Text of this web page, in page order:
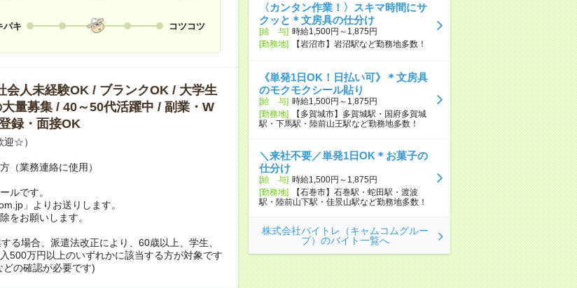
パキ コツコツ
会人未経験OK / ブランクOK / 大学生
量募集 / 40～50代活躍中 / 副業・W
録・面接OK
迎☆）
（業務連絡に使用）
ルです。
」よりお送りします。
をお願いします。
る場合、派遣法改正により、60歳以上、学生、
500万円以上のいずれかに該当する方が対象です
の確認が必要です)
〈カンタン作業！〉スキマ時間にサ
クッと＊文房具の仕分け
[給 与] 時給1,500円～1,875円
[勤務地]
【岩沼市】岩沼駅など勤務地多数！
《単発1日OK！日払い可》＊文房具
のモクモクシール貼り
[給 与] 時給1,500円～1,875円
[勤務地]
【多賀城市】多賀城駅・国府多賀城
駅・下馬駅・陸前山王駅など勤務地多数！
＼来社不要／単発1日OK＊お菓子の
仕分け
[給 与] 時給1,500円～1,875円
[勤務地]
【石巻市】石巻駅・蛇田駅・渡波
駅・陸前山下駅・佳景山駅など勤務地多数！
株式会社バイトレ（キャムコムグルー
プ）のバイト一覧へ